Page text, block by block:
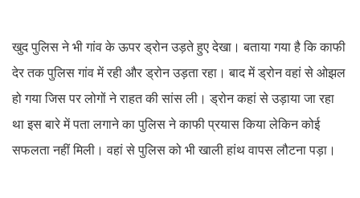
खुद पुलिस ने भी गांव के ऊपर ड्रोन उड़ते हुए देखा। बताया गया है कि काफी
देर तक पुलिस गांव में रही और ड्रोन उड़ता रहा। बाद में ड्रोन वहां से ओझल
हो गया जिस पर लोगों ने राहत की सांस ली। ड्रोन कहां से उड़ाया जा रहा
था इस बारे में पता लगाने का पुलिस ने काफी प्रयास किया लेकिन कोई
सफलता नहीं मिली। वहां से पुलिस को भी खाली हांथ वापस लौटना पड़ा।